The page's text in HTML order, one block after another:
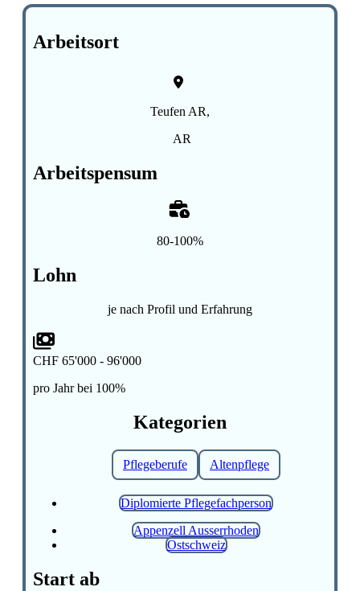
Arbeitsort
Teufen AR,
AR
Arbeitspensum
80-100%
Lohn
je nach Profil und Erfahrung
CHF 65'000 - 96'000
pro Jahr bei 100%
Kategorien
Pflegeberufe Altenpflege
Diplomierte Pflegefachperson
Appenzell Ausserrhoden
Ostschweiz
Start ab